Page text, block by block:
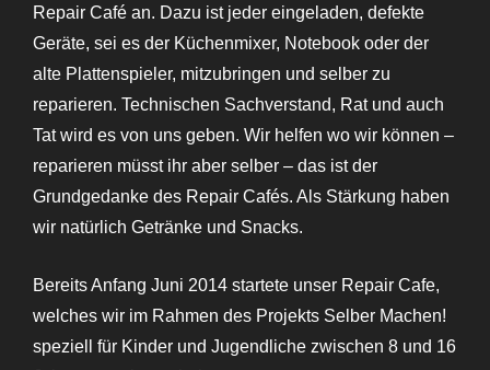
Repair Café an. Dazu ist jeder eingeladen, defekte
Geräte, sei es der Küchenmixer, Notebook oder der
alte Plattenspieler, mitzubringen und selber zu
reparieren. Technischen Sachverstand, Rat und auch
Tat wird es von uns geben. Wir helfen wo wir können –
reparieren müsst ihr aber selber – das ist der
Grundgedanke des Repair Cafés. Als Stärkung haben
wir natürlich Getränke und Snacks.
Bereits Anfang Juni 2014 startete unser Repair Cafe,
welches wir im Rahmen des Projekts Selber Machen!
speziell für Kinder und Jugendliche zwischen 8 und 16